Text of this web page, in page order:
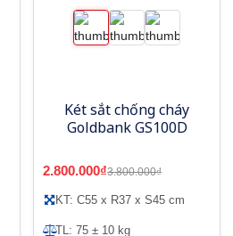
Két sắt chống cháy
Goldbank GS100D
2.800.000₫3.800.000₫
KT: C55 x R37 x S45 cm
TL: 75 ± 10 kg